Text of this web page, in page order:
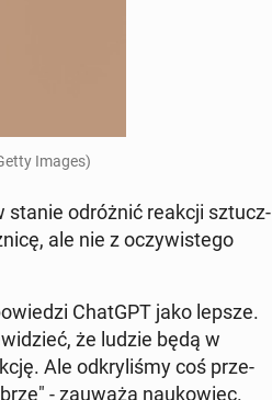
Images)
stanie od­róż­nić reakcji sztucz­
ale nie z oczy­wi­ste­go
ChatGPT jako lepsze.
że ludzie będą w
Ale od­kry­li­śmy coś prze­
- zauważa na­uko­wiec.